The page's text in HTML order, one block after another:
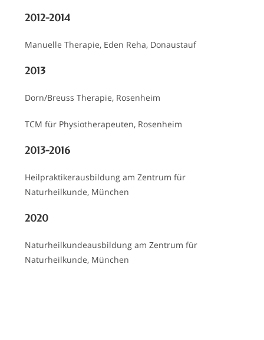
2012-2014
Manuelle Therapie, Eden Reha, Donaustauf
2013
Dorn/Breuss Therapie, Rosenheim
TCM für Physiotherapeuten, Rosenheim
2013-2016
Heilpraktikerausbildung am Zentrum für
Naturheilkunde, München
2020
Naturheilkundeausbildung am Zentrum für
Naturheilkunde, München